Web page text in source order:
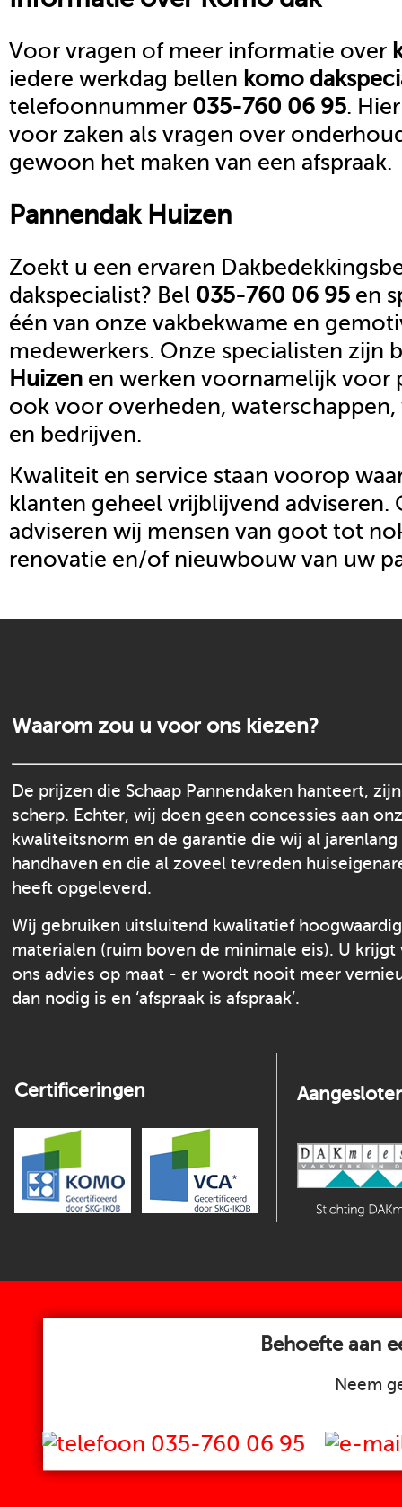
Voor vragen of meer informatie over
iedere werkdag bellen komo dak
telefoonnummer 035-760 06 95.
voor zaken als vragen over
gewoon het maken van een afspraak.
Pannendak Huizen
Zoekt u een ervaren
dakspecialist? Bel 035-760 06 95 en
één van onze vakbekwame en
medewerkers. Onze specialisten zijn
Huizen en werken voornamelijk voor
ook voor overheden,
en bedrijven.
Kwaliteit en service staan voorop
klanten geheel vrijblijvend adviseren.
adviseren wij mensen van goot tot
renovatie en/of nieuwbouw van uw
Waarom zou u voor ons kiezen?
De prijzen die Schaap Pannendaken hanteert,
scherp. Echter, wij doen geen concessies aan
kwaliteitsnorm en de garantie die wij al jarenlang
handhaven en die al zoveel tevreden
heeft opgeleverd.
Wij gebruiken uitsluitend kwalitatief
materialen (ruim boven de minimale eis). U krijgt
ons advies op maat - er wordt nooit meer
dan nodig is en ‘afspraak is afspraak’.
Certificeringen
Behoefte aan
Neem
035-760 06 95